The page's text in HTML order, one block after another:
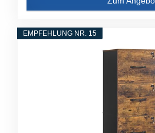
EMPFEHLUNG NR. 15